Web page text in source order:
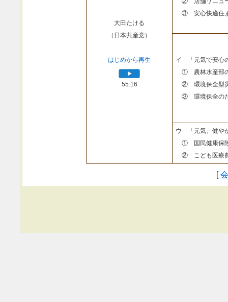
大田たける
（日本共産党）
はじめから再生
55:16
③ 安心快適住ま
イ 「元気で安心
① 農林水産部
② 環境保全型
③ 環境保全のた
ウ 「元気、健や
① 国民健康保険
② こども医療費
[